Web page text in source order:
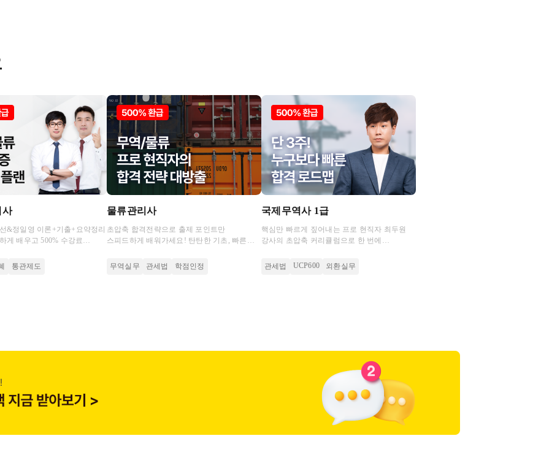
사
&정일영 이론+기출+요약정리
게 배우고 500% 수강료
통관제도
물류관리사
초압축 합격전략으로 출제 포인트만
스피드하게 배워가세요! 탄탄한 기초, 빠른
무역실무
관세법 학점인정
국제무역사 1급
핵심만 빠르게 짚어내는 프로 현직자 최두원
강사의 초압축 커리큘럼으로 한 번에
관세법
UCP600 외환실무